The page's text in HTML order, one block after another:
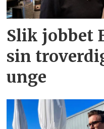
Slik jobbet
sin
unge